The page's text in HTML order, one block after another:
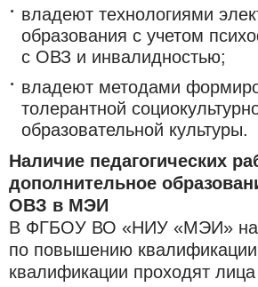
владеют технологиями
образования с учетом
с ОВЗ и инвалидностью;
владеют методами
толерантной
образовательной культуры.
Наличие педагогических
дополнительное
ОВЗ в МЭИ
В ФГБОУ ВО «НИУ «МЭИ» на
по повышению
квалификации проходят